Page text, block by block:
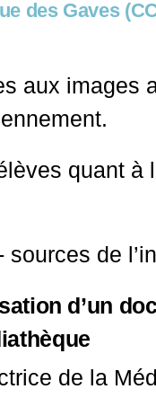
des Gaves
aux images
quant à
de
d’un
de la